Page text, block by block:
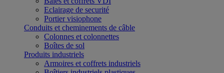
Eclairage de securité
Portier visiophone
Conduits et cheminements de câble
Colonnes et colonnettes
Boîtes de sol
Produits industriels
Armoires et coffrets industriels